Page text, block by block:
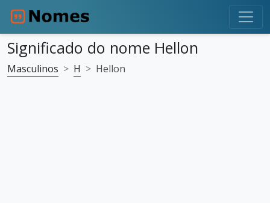
Significado do nome Hellon
Masculinos H Hellon